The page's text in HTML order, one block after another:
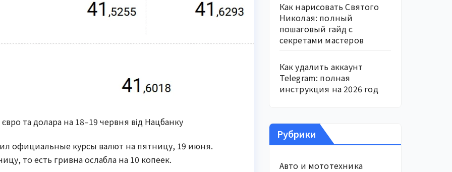
та долара на 18–19 червня від Нацбанку
официальные курсы валют на пятницу, 19 июня.
то есть гривна ослабла на 10 копеек.
Как нарисовать Святого
Николая: полный
пошаговый гайд с
секретами мастеров
Как удалить аккаунт
Telegram: полная
инструкция на 2026 год
Рубрики
Авто и мототехника